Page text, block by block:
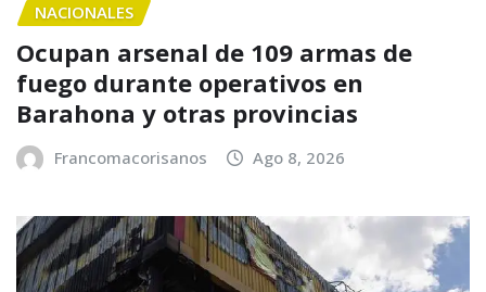
NACIONALES
Ocupan arsenal de 109 armas de
fuego durante operativos en
Barahona y otras provincias
Francomacorisanos Ago 8, 2026